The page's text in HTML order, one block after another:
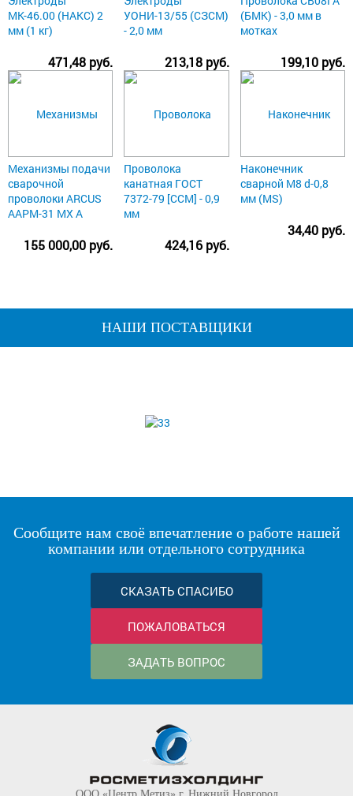
МК-46.00 (НАКС) 2
мм (1 кг)
471,48 руб.
УОНИ-13/55 (СЗСМ)
- 2,0 мм
213,18 руб.
(БМК) - 3,0 мм в
мотках
199,10 руб.
Механизмы подачи
сварочной
проволоки ARCUS
AAPM-31 MX A
155 000,00 руб.
Проволока
канатная ГОСТ
7372-79 [ССМ] - 0,9
мм
424,16 руб.
Наконечник
сварной М8 d-0,8
мм (MS)
34,40 руб.
НАШИ ПОСТАВЩИКИ
Сообщите нам своё впечатление о работе нашей
компании или отдельного сотрудника
СКАЗАТЬ СПАСИБО
ПОЖАЛОВАТЬСЯ
ЗАДАТЬ ВОПРОС